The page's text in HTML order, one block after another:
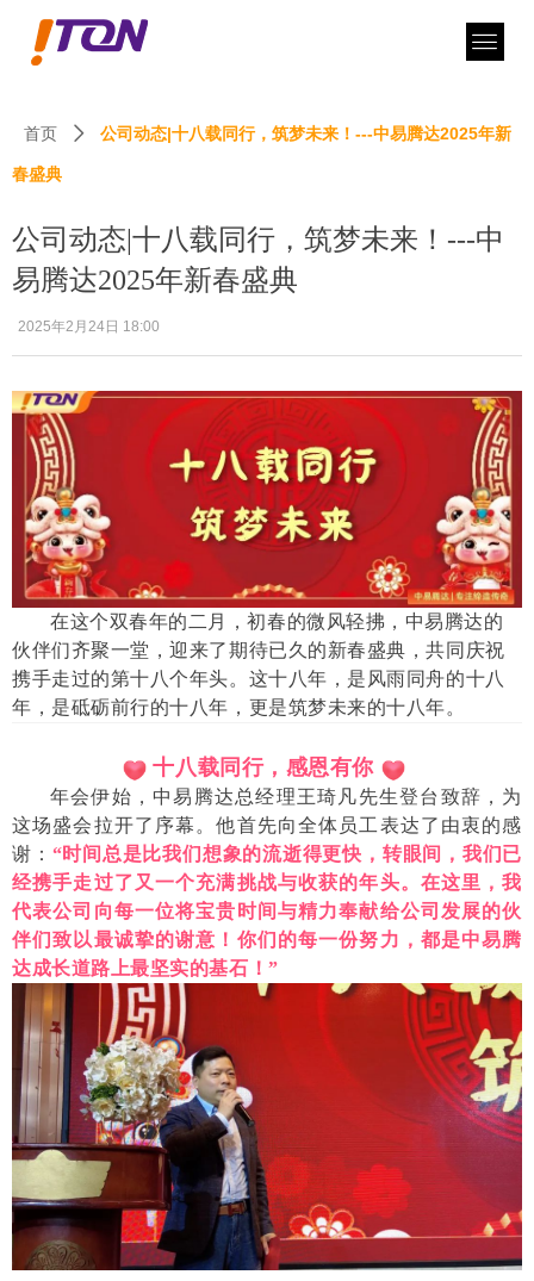
公司动态|十八载同行，筑梦未来！---中
易腾达2025年新春盛典
首页 ꄲ 公司动态|十八载同行，筑梦未来！---中易腾达2025年新
春盛典
在这个双春年的二月，初春的微风轻拂，中易腾达的
伙伴们齐聚一堂，迎来了期待已久的新春盛典，共同庆祝
携手走过的第十八个年头。这十八年，是风雨同舟的十八
年，是砥砺前行的十八年，更是筑梦未来的十八年。
十八载同行，感恩有你
年会伊始，中易腾达总经理王琦凡先生登台致辞，为
这场盛会拉开了序幕。他首先向全体员工表达了由衷的感
谢： “时间总是比我们想象的流逝得更快，转眼间，我们已
经携手走过了又一个充满挑战与收获的年头。在这里，我
代表公司向每一位将宝贵时间与精力奉献给公司发展的伙
伴们致以最诚挚的谢意！你们的每一份努力，都是中易腾
达成长道路上最坚实的基石！”
2025年2月24日 18:00